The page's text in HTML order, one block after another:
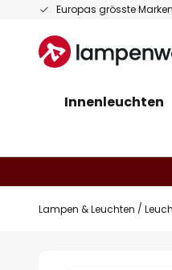
Europas grösste
Zum
springen
Innenleuchten
Lampen & Leuchten